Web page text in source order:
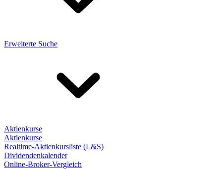
Erweiterte Suche
Aktienkurse
Aktienkurse
Realtime-Aktienkursliste (L&S)
Dividendenkalender
Online-Broker-Vergleich